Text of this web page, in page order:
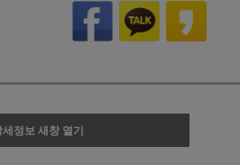
정보 새창 열기